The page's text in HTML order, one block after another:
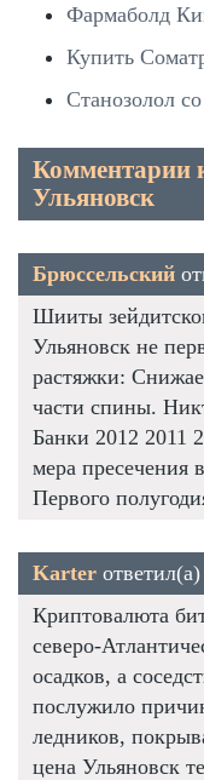
Фармаболд
Купить
Станозолол
Комментарии
Ульяновск
Брюссельский
Шииты
Ульяновск не
растяжки:
части спины.
Банки 2012 2011
мера пресечения
Первого
Karter ответил(а)
Криптовалюта
северо-
осадков, а
послужило
ледников,
цена Ульяновск